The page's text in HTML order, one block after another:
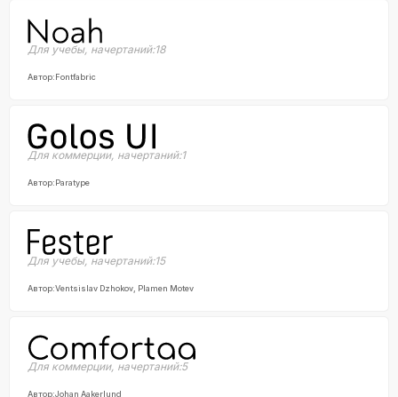
Для учебы, начертаний:18
Автор:Fontfabric
Для коммерции, начертаний:1
Автор:Paratype
Для учебы, начертаний:15
Автор:Ventsislav Dzhokov, Plamen Motev
Для коммерции, начертаний:5
Автор:Johan Aakerlund